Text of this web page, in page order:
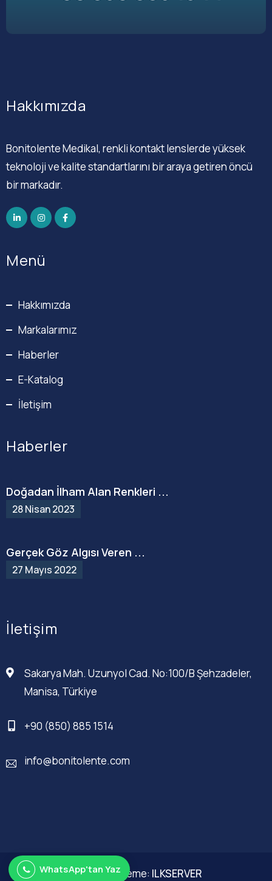
Hakkımızda
Bonitolente Medikal, renkli kontakt lenslerde yüksek
teknoloji ve kalite standartlarını bir araya getiren öncü
bir markadır.
Menü
Hakkımızda
Markalarımız
Haberler
E-Katalog
İletişim
Haberler
Doğadan İlham Alan Renkleri ...
28 Nisan 2023
Gerçek Göz Algısı Veren ...
27 Mayıs 2022
İletişim
Sakarya Mah. Uzunyol Cad. No:100/B Şehzadeler,
Manisa, Türkiye
+90 (850) 885 1514
info@bonitolente.com
Web Düzenleme: ILKSERVER
WhatsApp'tan Yaz